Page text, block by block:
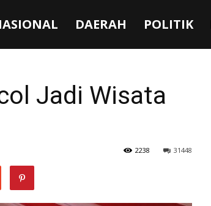
DAERAH POLITIK
Jadi Wisata
31448
2238